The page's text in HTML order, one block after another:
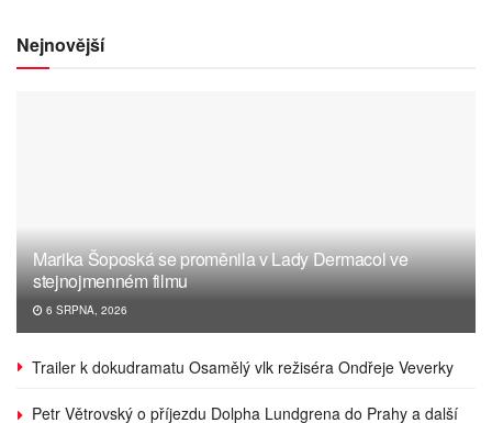
Nejnovější
Marika Šoposká se proměnila v Lady Dermacol ve
stejnojmenném filmu
6 SRPNA, 2026
Trailer k dokudramatu Osamělý vlk režiséra Ondřeje Veverky
Petr Větrovský o příjezdu Dolpha Lundgrena do Prahy a další